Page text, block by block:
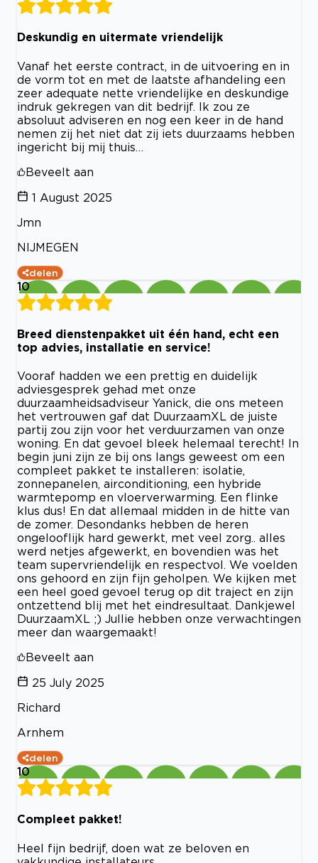
Deskundig en uitermate vriendelijk
Vanaf het eerste contract, in de uitvoering en in
de vorm tot en met de laatste afhandeling een
zeer adequate nette vriendelijke en deskundige
indruk gekregen van dit bedrijf. Ik zou ze
absoluut adviseren en nog een keer in de hand
nemen zij het niet dat zij iets duurzaams hebben
ingericht bij mij thuis…
Beveelt aan
1 August 2025
Jmn
NIJMEGEN
delen
10
Breed dienstenpakket uit één hand, echt een
top advies, installatie en service!
Vooraf hadden we een prettig en duidelijk
adviesgesprek gehad met onze
duurzaamheidsadviseur Yanick, die ons meteen
het vertrouwen gaf dat DuurzaamXL de juiste
partij zou zijn voor het verduurzamen van onze
woning. En dat gevoel bleek helemaal terecht! In
begin juni zijn ze bij ons langs geweest om een
compleet pakket te installeren: isolatie,
zonnepanelen, airconditioning, een hybride
warmtepomp en vloerverwarming. Een flinke
klus dus! En dat allemaal midden in de hitte van
de zomer. Desondanks hebben de heren
ongelooflijk hard gewerkt, met veel zorg.. alles
werd netjes afgewerkt, en bovendien was het
team supervriendelijk en respectvol. We voelden
ons gehoord en zijn fijn geholpen. We kijken met
een heel goed gevoel terug op dit traject en zijn
ontzettend blij met het eindresultaat. Dankjewel
DuurzaamXL ;) Jullie hebben onze verwachtingen
meer dan waargemaakt!
Beveelt aan
25 July 2025
Richard
Arnhem
delen
10
Compleet pakket!
Heel fijn bedrijf, doen wat ze beloven en